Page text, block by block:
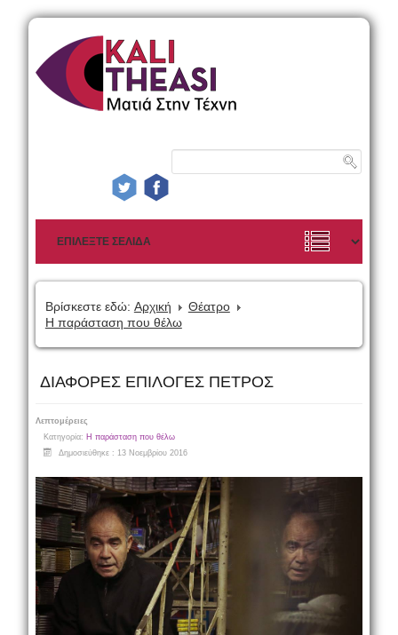
Βρίσκεστε εδώ: Αρχική
Θέατρο
Η παράσταση που θέλω
ΔΙΑΦΟΡΕΣ ΕΠΙΛΟΓΕΣ ΠΕΤΡΟΣ
Λεπτομέρειες
Κατηγορία: Η παράσταση που θέλω
Δημοσιεύθηκε : 13 Νοεμβρίου 2016